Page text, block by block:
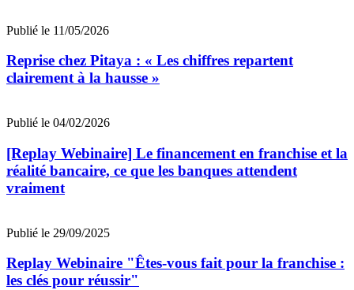
Publié le 11/05/2026
Reprise chez Pitaya : « Les chiffres repartent
clairement à la hausse »
Publié le 04/02/2026
[Replay Webinaire] Le financement en franchise et la
réalité bancaire, ce que les banques attendent
vraiment
Publié le 29/09/2025
Replay Webinaire "Êtes-vous fait pour la franchise :
les clés pour réussir"